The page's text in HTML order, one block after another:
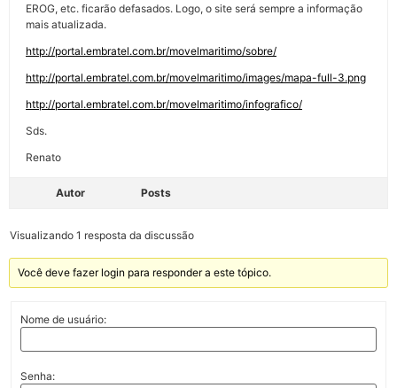
EROG, etc. ficarão defasados. Logo, o site será sempre a informação
mais atualizada.
http://portal.embratel.com.br/movelmaritimo/sobre/
http://portal.embratel.com.br/movelmaritimo/images/mapa-full-3.png
http://portal.embratel.com.br/movelmaritimo/infografico/
Sds.
Renato
Autor Posts
Visualizando 1 resposta da discussão
Você deve fazer login para responder a este tópico.
Nome de usuário:
Senha: